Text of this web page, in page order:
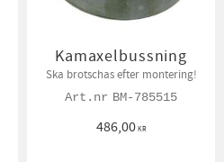
Kamaxelbussning
Ska brotschas efter montering!
BM-785515
486,00KR